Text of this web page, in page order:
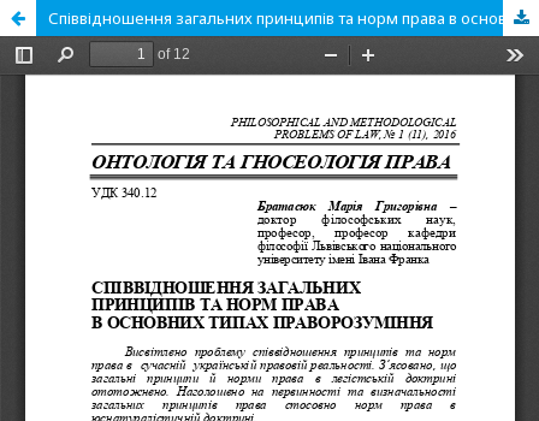
Співвідношення загальних принципів та норм права в основних типах праворозуміння